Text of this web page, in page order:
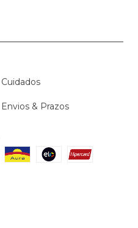
Cuidados
Envios & Prazos